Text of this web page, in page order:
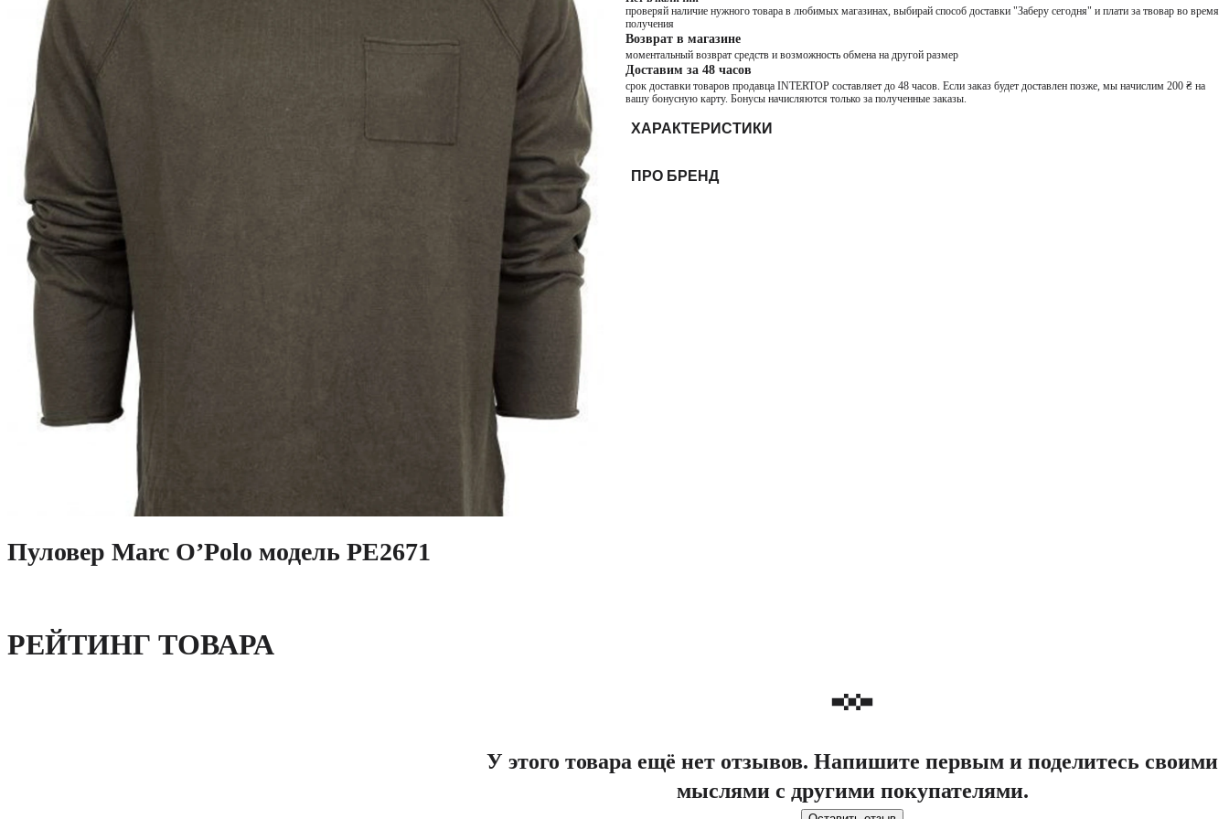
проверяй наличие нужного товара в любимых магазинах, выбирай способ доставки "Заберу сегодня" и плати за твовар во время
получения
Возврат в магазине
моментальный возврат средств и возможность обмена на другой размер
Доставим за 48 часов
срок доставки товаров продавца INTERTOP составляет до 48 часов. Если заказ будет доставлен позже, мы начислим 200 ₴ на
вашу бонусную карту. Бонусы начисляются только за полученные заказы.
ХАРАКТЕРИСТИКИ
ПРО БРЕНД
Пуловер Marc O’Polo модель PE2671
РЕЙТИНГ ТОВАРА
У этого товара ещё нет отзывов. Напишите первым и поделитесь своими
мыслями с другими покупателями.